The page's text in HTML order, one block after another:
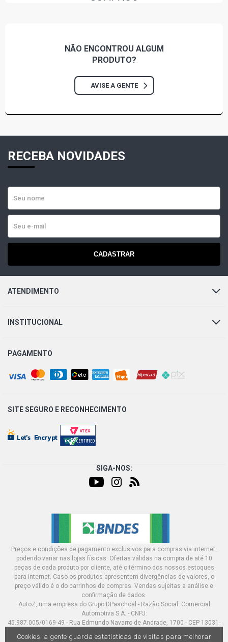
NÃO ENCONTROU ALGUM
PRODUTO?
AVISE A GENTE
RECEBA NOVIDADES
CADASTRAR
ATENDIMENTO
INSTITUCIONAL
PAGAMENTO
SITE SEGURO E RECONHECIMENTO
SIGA-NOS:
Preços e condições de pagamento exclusivos para compras via internet,
podendo variar nas lojas físicas. Ofertas válidas na compra de até 10
peças de cada produto por cliente, até o término dos nossos estoques
para internet. Caso os produtos apresentem divergências de valores, o
preço válido é o do carrinhos de compras. Vendas sujeitas a análise e
confirmação de dados.
AutoZ, uma empresa do Grupo DPaschoal - Razão Social: Comercial
Automotiva S.A. - CNPJ:
45.987.005/0169-49 - Rua Edmundo Navarro de Andrade, 1700 - CEP 13031-
Cookies: a gente guarda estatísticas de visitas para melhorar